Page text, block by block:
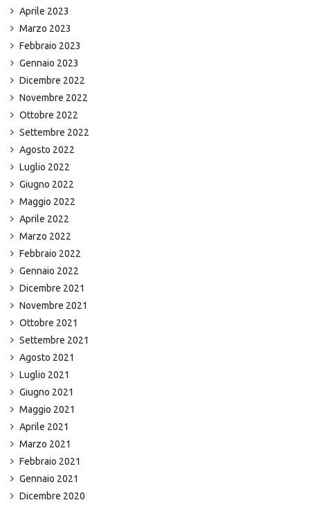
Aprile 2023
Marzo 2023
Febbraio 2023
Gennaio 2023
Dicembre 2022
Novembre 2022
Ottobre 2022
Settembre 2022
Agosto 2022
Luglio 2022
Giugno 2022
Maggio 2022
Aprile 2022
Marzo 2022
Febbraio 2022
Gennaio 2022
Dicembre 2021
Novembre 2021
Ottobre 2021
Settembre 2021
Agosto 2021
Luglio 2021
Giugno 2021
Maggio 2021
Aprile 2021
Marzo 2021
Febbraio 2021
Gennaio 2021
Dicembre 2020